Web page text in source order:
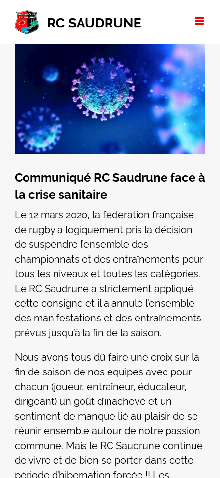
Passer
contenu
l'image
agrandie
Communiqué RC Saudrune face à
la crise sanitaire
Le 12 mars 2020, la fédération française
de rugby a logiquement pris la décision
de suspendre l’ensemble des
championnats et des entraînements pour
tous les niveaux et toutes les catégories.
Le RC Saudrune a strictement appliqué
cette consigne et il a annulé l’ensemble
des manifestations et des entraînements
prévus jusqu’à la fin de la saison.
Nous avons tous dû faire une croix sur la
fin de saison de nos équipes avec pour
chacun (joueur, entraîneur, éducateur,
dirigeant) un goût d’inachevé et un
sentiment de manque lié au plaisir de se
réunir ensemble autour de notre passion
commune. Mais le RC Saudrune continue
de vivre et de bien se porter dans cette
période d’hibernation forcée !! Les